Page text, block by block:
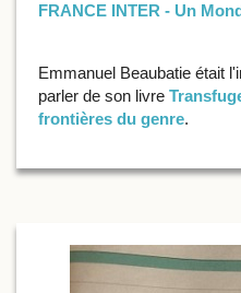
FRANCE INTER - Un
Emmanuel Beaubatie était
parler de son livre
frontières du genre.